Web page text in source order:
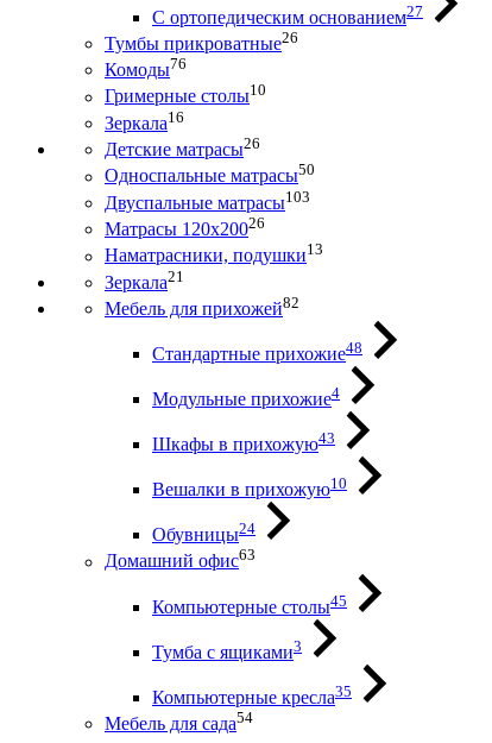
С ортопедическим основанием27
Тумбы прикроватные26
Комоды76
Гримерные столы10
Зеркала16
Детские матрасы26
Односпальные матрасы50
Двуспальные матрасы103
Матрасы 120х20026
Наматрасники, подушки13
Зеркала21
Мебель для прихожей82
Стандартные прихожие48
Модульные прихожие4
Шкафы в прихожую43
Вешалки в прихожую10
Обувницы24
Домашний офис63
Компьютерные столы45
Тумба с ящиками3
Компьютерные кресла35
Мебель для сада54